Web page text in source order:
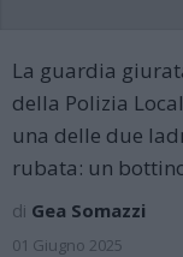
La guardia
della Polizia
una delle due
rubata: un
di Gea Somazzi
01 Giugno 2025